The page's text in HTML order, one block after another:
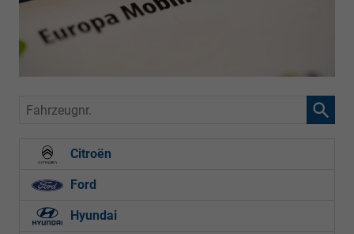
Fahrzeugnr.
Citroën
Ford
Hyundai